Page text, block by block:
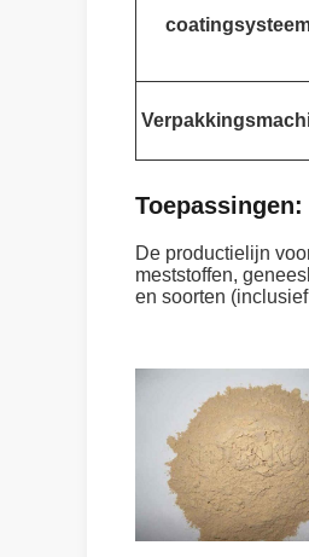
Toepassingen:
De productielijn
meststoffen,
en soorten